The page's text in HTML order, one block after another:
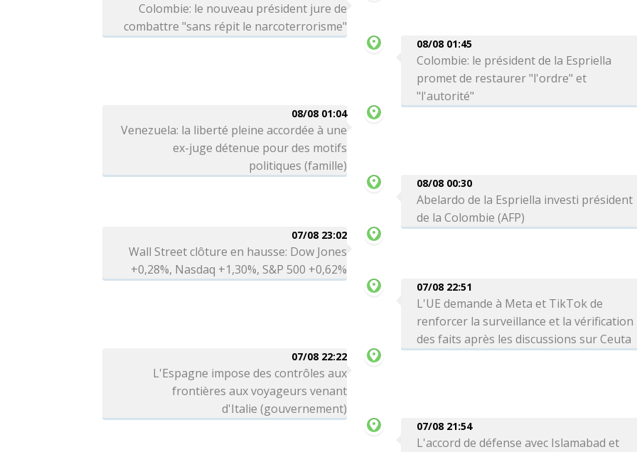
Colombie: le nouveau président jure de
combattre "sans répit le narcoterrorisme"
08/08 01:45
Colombie: le président de la Espriella
promet de restaurer "l'ordre" et
"l'autorité"
08/08 01:04
Venezuela: la liberté pleine accordée à une
ex-juge détenue pour des motifs
politiques (famille)
08/08 00:30
Abelardo de la Espriella investi président
de la Colombie (AFP)
07/08 23:02
Wall Street clôture en hausse: Dow Jones
+0,28%, Nasdaq +1,30%, S&P 500 +0,62%
07/08 22:51
L'UE demande à Meta et TikTok de
renforcer la surveillance et la vérification
des faits après les discussions sur Ceuta
07/08 22:22
L'Espagne impose des contrôles aux
frontières aux voyageurs venant
d'Italie (gouvernement)
07/08 21:54
L'accord de défense avec Islamabad et